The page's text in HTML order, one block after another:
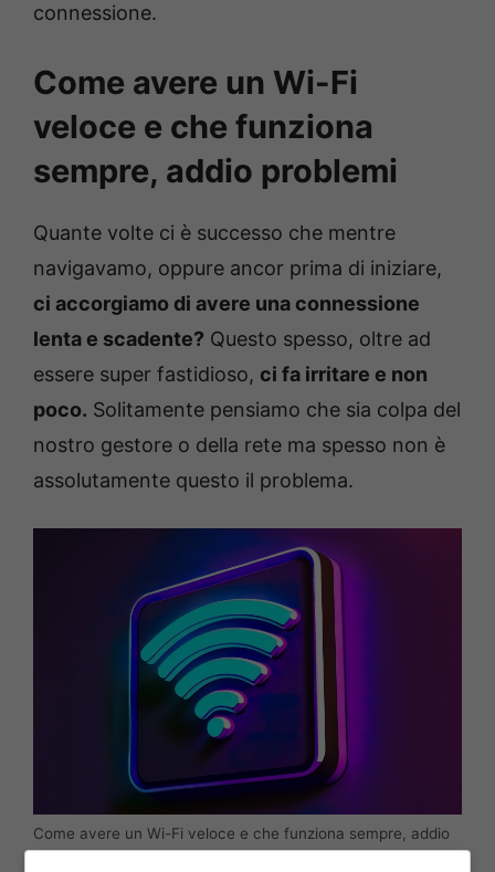
connessione.
Come avere un Wi-Fi
veloce e che funziona
sempre, addio problemi
Quante volte ci è successo che mentre
navigavamo, oppure ancor prima di iniziare,
ci accorgiamo di avere una connessione
lenta e scadente? Questo spesso, oltre ad
essere super fastidioso, ci fa irritare e non
poco. Solitamente pensiamo che sia colpa del
nostro gestore o della rete ma spesso non è
assolutamente questo il problema.
Come avere un Wi-Fi veloce e che funziona sempre, addio